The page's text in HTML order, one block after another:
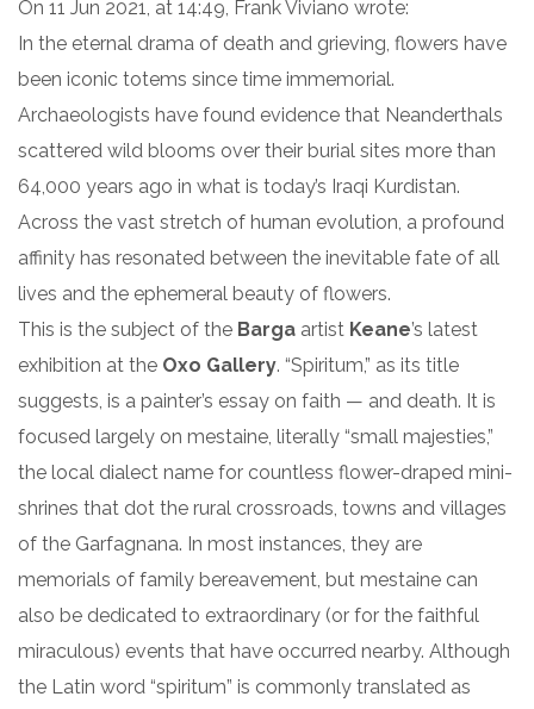
On 11 Jun 2021, at 14:49, Frank Viviano wrote:
In the eternal drama of death and grieving, flowers have
been iconic totems since time immemorial.
Archaeologists have found evidence that Neanderthals
scattered wild blooms over their burial sites more than
64,000 years ago in what is today’s Iraqi Kurdistan.
Across the vast stretch of human evolution, a profound
affinity has resonated between the inevitable fate of all
lives and the ephemeral beauty of flowers.
This is the subject of the Barga artist Keane’s latest
exhibition at the Oxo Gallery. “Spiritum,” as its title
suggests, is a painter’s essay on faith — and death. It is
focused largely on mestaine, literally “small majesties,”
the local dialect name for countless flower-draped mini-
shrines that dot the rural crossroads, towns and villages
of the Garfagnana. In most instances, they are
memorials of family bereavement, but mestaine can
also be dedicated to extraordinary (or for the faithful
miraculous) events that have occurred nearby. Although
the Latin word “spiritum” is commonly translated as